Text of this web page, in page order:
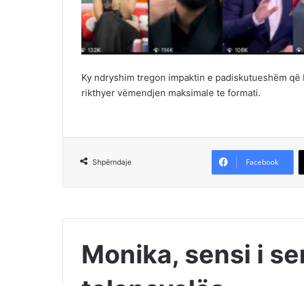
Ky ndryshim tregon impaktin e padiskutueshëm
rikthyer vëmendjen maksimale te formati.
Shpërndaje Facebook